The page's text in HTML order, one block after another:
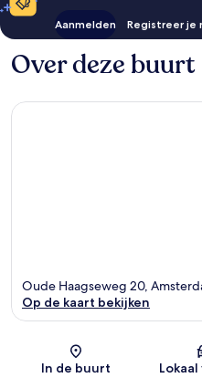
Aanmelden Registreer je
Over deze buurt
Oude Haagseweg 20,
Op de kaart bekijken
In de buurt